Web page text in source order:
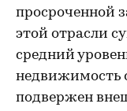
просроченной
этой отрасли
средний
недвижимость
подвержен